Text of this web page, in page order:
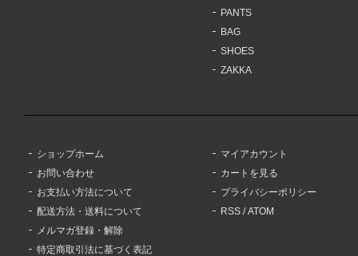
PANTS
BAG
SHOES
ZAKKA
ショップホーム
お問い合わせ
お支払い方法について
配送方法・送料について
メルマガ登録・解除
特定商取引法に基づく表記
マイアカウント
カートを見る
プライバシーポリシー
RSS /ATOM